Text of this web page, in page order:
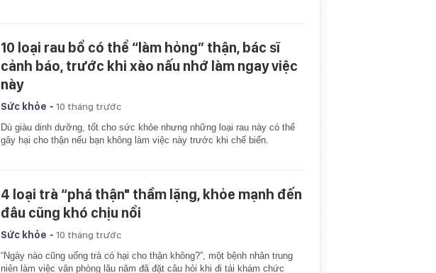
10 loại rau bổ có thể “làm hỏng” thận, bác sĩ
cảnh báo, trước khi xào nấu nhớ làm ngay việc
này
Sức khỏe - 10 tháng trước
Dù giàu dinh dưỡng, tốt cho sức khỏe nhưng những loại rau này có thể
gây hại cho thận nếu bạn không làm việc này trước khi chế biến.
4 loại trà “phá thận" thầm lặng, khỏe mạnh đến
đâu cũng khó chịu nổi
Sức khỏe - 10 tháng trước
“Ngày nào cũng uống trà có hại cho thận không?”, một bệnh nhân trung
niên làm việc văn phòng lâu năm đã đặt câu hỏi khi đi tái khám chức